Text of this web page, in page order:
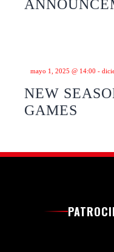
mayo 1, 2025 @ 14:00 -
NEW
GAMES